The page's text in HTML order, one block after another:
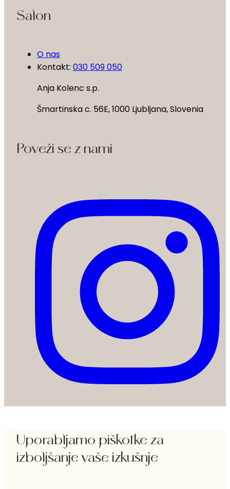
Salon
O nas
Kontakt: 030 509 050
Anja Kolenc s.p.
Šmartinska c. 56E, 1000 Ljubljana, Slovenia
Poveži se z nami
Uporabljamo piškotke za
izboljšanje vaše izkušnje